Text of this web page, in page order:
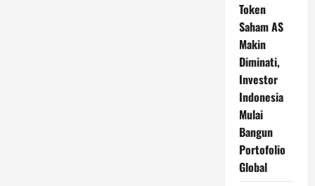
Token
Saham AS
Makin
Diminati,
Investor
Indonesia
Mulai
Bangun
Portofolio
Global